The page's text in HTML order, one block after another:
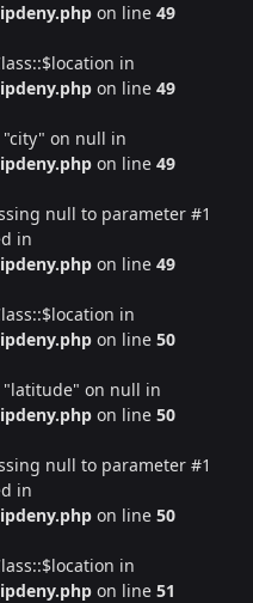
on line 49
in
on line 49
on null in
on line 49
null to parameter #1
in
on line 49
in
on line 50
on null in
on line 50
null to parameter #1
in
on line 50
in
on line 51